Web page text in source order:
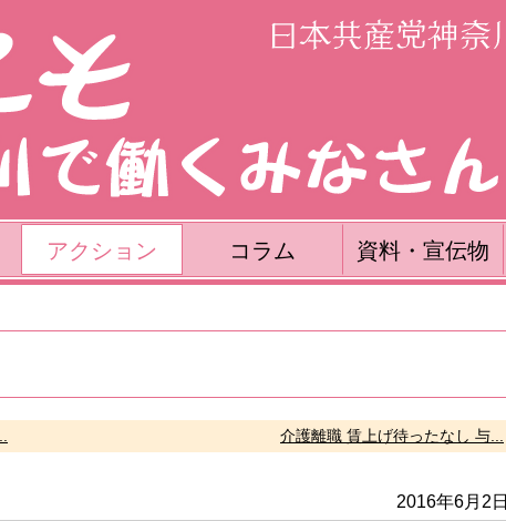
アクション コラム 資料・宣伝物
介護離職 賃上げ待ったなし 与...
2016年6月2日